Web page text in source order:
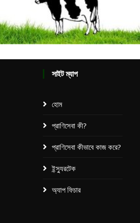
সাইট ম্যাপ
হোম
প্রাণিসেবা কী?
প্রাণিসেবা কীভাবে কাজ করে?
ইন্স্যুরটেক
অ্যাপ ফিচার